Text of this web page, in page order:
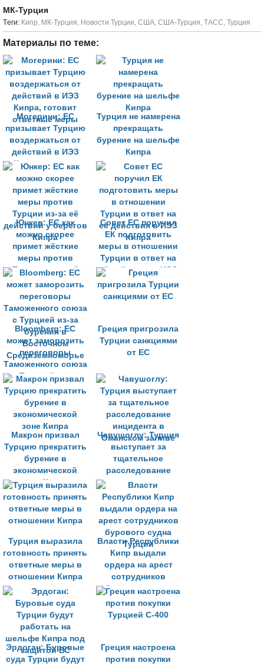
МК-Турция
Tеги: Кипр, МК-Турция, Новости Турции, США, США-Турция, ТАСС, Турция
Материалы по теме:
Могерини: ЕС
призывает Турцию
воздержаться от
действий в ИЭЗ
Кипра, готовит
ответные меры
Турция не намерена
прекращать
бурение на шельфе
Кипра
Юнкер: ЕС как
можно скорее
примет жёсткие
меры против
Турции из-за её
действий у берегов
Кипра
Совет ЕС поручил
ЕК подготовить
меры в отношении
Турции в ответ на
её действия в ИЭЗ
Кипра
Bloomberg: ЕС
может заморозить
переговоры
Таможенного союза
с Турцией из-за
бурения в
Восточном
Средиземноморье
Греция пригрозила
Турции санкциями
от ЕС
Макрон призвал
Турцию прекратить
бурение в
экономической
зоне Кипра
Чавушоглу: Турция
выступает за
тщательное
расследование
инцидента в
Оманском заливе
Турция выразила
готовность принять
ответные меры в
отношении Кипра
Власти Республики
Кипр выдали
ордера на арест
сотрудников
бурового судна
Турции
Эрдоган: Буровые
суда Турции будут
Греция настроена
против покупки